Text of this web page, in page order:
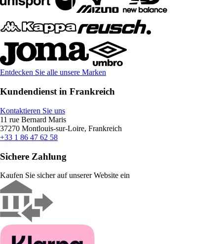
Entdecken Sie alle unsere Marken
Kundendienst in Frankreich
Kontaktieren Sie uns
11 rue Bernard Maris
37270 Montlouis-sur-Loire, Frankreich
+33 1 86 47 62 58
Sichere Zahlung
Kaufen Sie sicher auf unserer Website ein